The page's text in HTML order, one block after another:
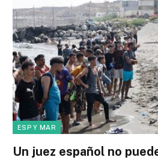
ESP Y MAR
Un juez español no